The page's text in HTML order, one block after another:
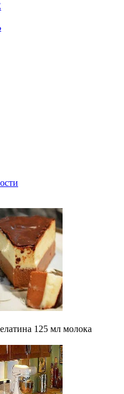
125 мл молока